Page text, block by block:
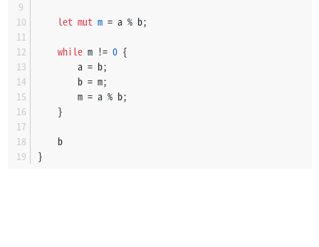
let mut m = a % b;
while m != 0 {
        a = b;
        b = m;
        m = a % b;
    }
    b
}